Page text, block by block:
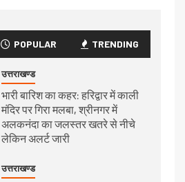
POPULAR TRENDING
उत्तराखण्ड
भारी बारिश का कहर: हरिद्वार में काली
मंदिर पर गिरा मलबा, श्रीनगर में
अलकनंदा का जलस्तर खतरे से नीचे
लेकिन अलर्ट जारी
उत्तराखण्ड